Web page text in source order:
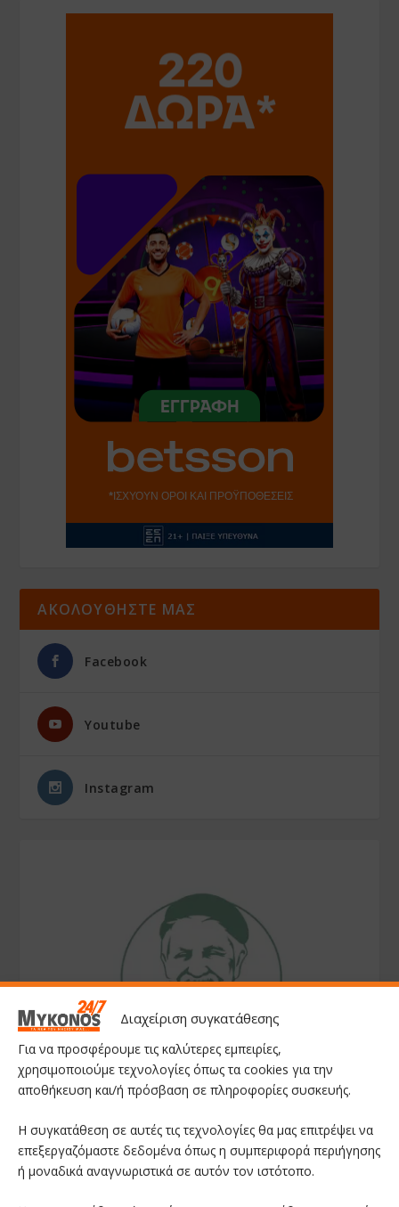
Διαχείριση συγκατάθεσης
Για να προσφέρουμε τις καλύτερες εμπειρίες,
χρησιμοποιούμε τεχνολογίες όπως τα cookies για την
αποθήκευση και/ή πρόσβαση σε πληροφορίες συσκευής.
Η συγκατάθεση σε αυτές τις τεχνολογίες θα μας επιτρέψει να
επεξεργαζόμαστε δεδομένα όπως η συμπεριφορά περιήγησης
ή μοναδικά αναγνωριστικά σε αυτόν τον ιστότοπο.
ΑΚΟΛΟΥΘΗΣΤΕ ΜΑΣ
Facebook
Youtube
Instagram